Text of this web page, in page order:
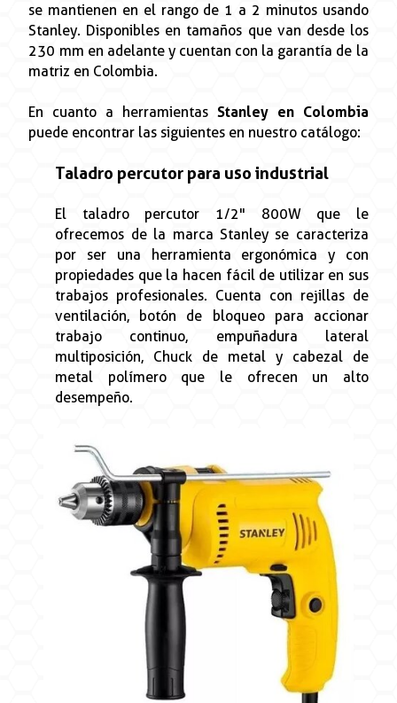
se mantienen en el rango de 1 a 2 minutos usando
Stanley. Disponibles en tamaños que van desde los
230 mm en adelante y cuentan con la garantía de la
matriz en Colombia.
En cuanto a herramientas Stanley en Colombia
puede encontrar las siguientes en nuestro catálogo:
Taladro percutor para uso industrial
El taladro percutor 1/2" 800W que le
ofrecemos de la marca Stanley se caracteriza
por ser una herramienta ergonómica y con
propiedades que la hacen fácil de utilizar en sus
trabajos profesionales. Cuenta con rejillas de
ventilación, botón de bloqueo para accionar
trabajo continuo, empuñadura lateral
multiposición, Chuck de metal y cabezal de
metal polímero que le ofrecen un alto
desempeño.